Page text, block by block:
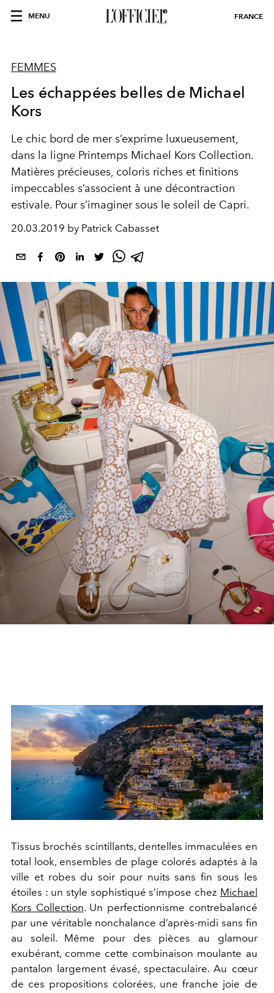
MENU FRANCE
FEMMES
Les échappées belles de Michael
Kors
Le chic bord de mer s’exprime luxueusement,
dans la ligne Printemps Michael Kors Collection.
Matières précieuses, coloris riches et finitions
impeccables s’associent à une décontraction
estivale. Pour s’imaginer sous le soleil de Capri.
20.03.2019 by Patrick Cabasset
Tissus brochés scintillants, dentelles immaculées en
total look, ensembles de plage colorés adaptés à la
ville et robes du soir pour nuits sans fin sous les
étoiles : un style sophistiqué s’impose chez Michael
Kors Collection. Un perfectionnisme contrebalancé
par une véritable nonchalance d’après-midi sans fin
au soleil. Même pour des pièces au glamour
exubérant, comme cette combinaison moulante au
pantalon largement évasé, spectaculaire. Au cœur
de ces propositions colorées, une franche joie de